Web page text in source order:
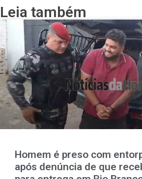
Leia também
Homem é preso com
após denúncia de que